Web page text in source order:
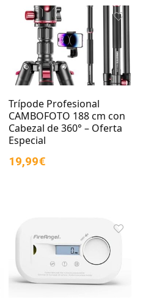
Trípode Profesional
CAMBOFOTO 188 cm con
Cabezal de 360° – Oferta
Especial
19,99€